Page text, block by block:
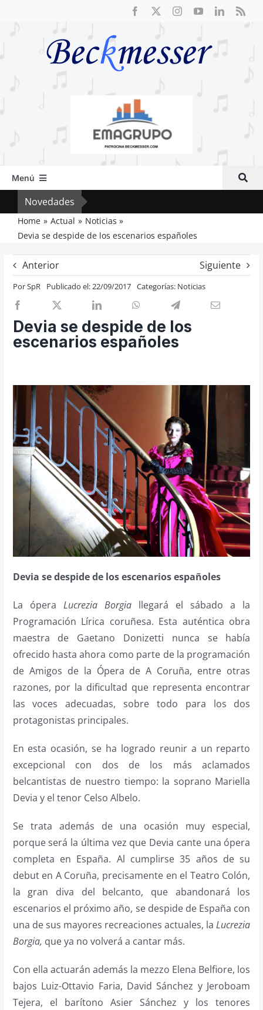
Menú
Inicio
Actual
Artículos
Crítica
Previos de ópera
Cosas de Beckmesser
Novedades
Home Actual
Noticias
Devia se despide de los escenarios españoles
Anterior Siguiente
PorSpR Publicado el: 22/09/2017 Categorías: Noticias
Devia se despide de los
escenarios españoles
Devia se despide de los escenarios españoles
La ópera Lucrezia Borgiallegará el sábado a la
Programación Lírica coruñesa. Esta auténtica obra
maestra de Gaetano Donizetti nunca se había
ofrecido hasta ahora como parte de la programación
de Amigos de la Ópera de A Coruña, entre otras
razones, por la dificultad que representa encontrar
las voces adecuadas, sobre todo para los dos
protagonistas principales.
En esta ocasión, se ha logrado reunir a un reparto
excepcional con dos de los más aclamados
belcantistas de nuestro tiempo: la soprano Mariella
Devia y el tenor Celso Albelo.
Se trata además de una ocasión muy especial,
porque será la última vez que Devia cante una ópera
completa en España. Al cumplirse 35 años de su
debut en A Coruña, precisamente en el Teatro Colón,
la gran diva del belcanto, que abandonará los
escenarios el próximo año, se despide de España con
una de sus mayores recreaciones actuales, laLucrezia
Borgia, que ya no volverá a cantar más.
Con ella actuarán además la mezzo Elena Belfiore, los
bajos Luiz-Ottavio Faria, David Sánchez y Jeroboam
Tejera, el barítono Asier Sánchez y los tenores